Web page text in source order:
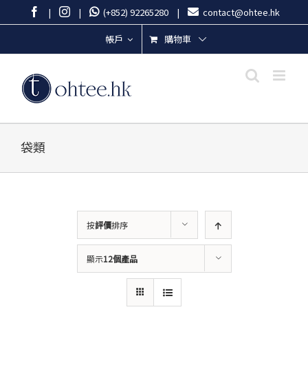
to
Facebook
| Instagram
| (+852) 92265280 | contact@ohtee.hk
帳戶 購物車
袋類
按評價排序
顯示12個產品